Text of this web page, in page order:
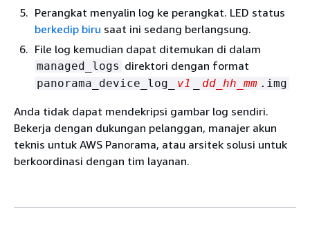
Perangkat menyalin log ke perangkat. LED status
berkedip biru saat ini sedang berlangsung.
File log kemudian dapat ditemukan di dalam
managed_logs direktori dengan format
panorama_device_log_ v1 dd_hh_mm .img
Anda tidak dapat mendekripsi gambar log sendiri.
Bekerja dengan dukungan pelanggan, manajer akun
teknis untuk AWS Panorama, atau arsitek solusi untuk
berkoordinasi dengan tim layanan.